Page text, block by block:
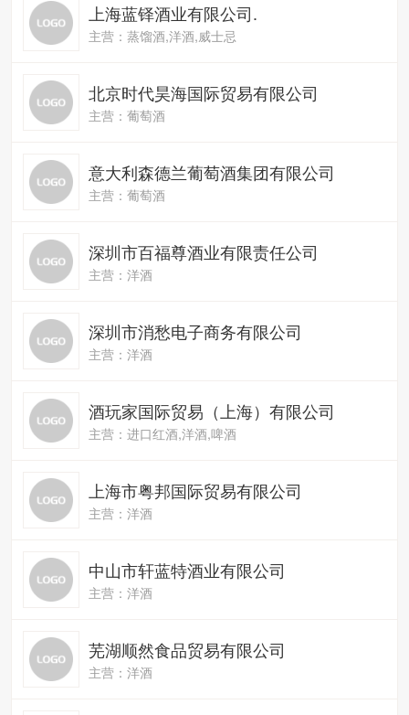
上海蓝铎酒业有限公司.
主营：蒸馏酒,洋酒,威士忌
北京时代昊海国际贸易有限公司
主营：葡萄酒
意大利森德兰葡萄酒集团有限公司
主营：葡萄酒
深圳市百福尊酒业有限责任公司
主营：洋酒
深圳市消愁电子商务有限公司
主营：洋酒
酒玩家国际贸易（上海）有限公司
主营：进口红酒,洋酒,啤酒
上海市粤邦国际贸易有限公司
主营：洋酒
中山市轩蓝特酒业有限公司
主营：洋酒
芜湖顺然食品贸易有限公司
主营：洋酒